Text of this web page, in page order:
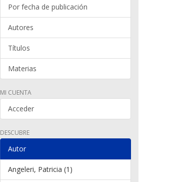
Por fecha de publicación
Autores
Títulos
Materias
MI CUENTA
Acceder
DESCUBRE
Autor
Angeleri, Patricia (1)